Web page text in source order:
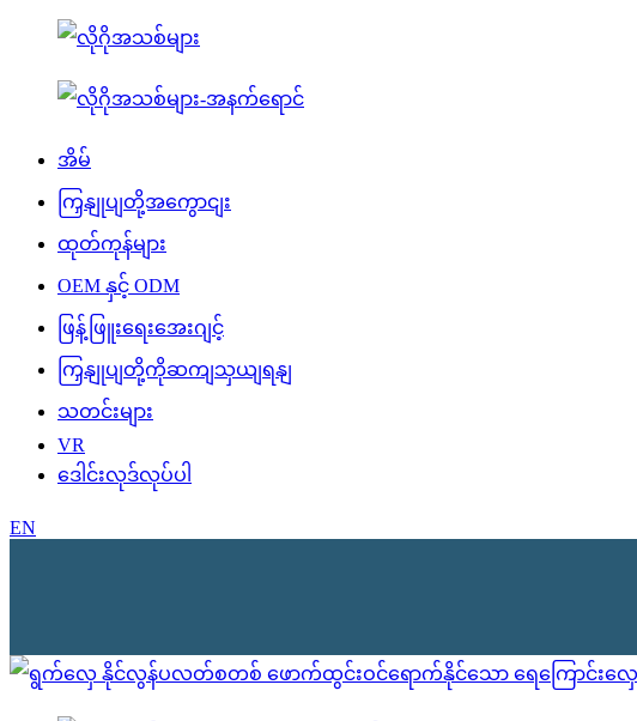
အိမ်
ကြှနျုပျတို့အကွောငျး
ထုတ်ကုန်များ
OEM နှင့် ODM
ဖြန့်ဖြူးရေးအေးဂျင့်
ကြှနျုပျတို့ကိုဆကျသှယျရနျ
သတင်းများ
VR
ဒေါင်းလုဒ်လုပ်ပါ
EN